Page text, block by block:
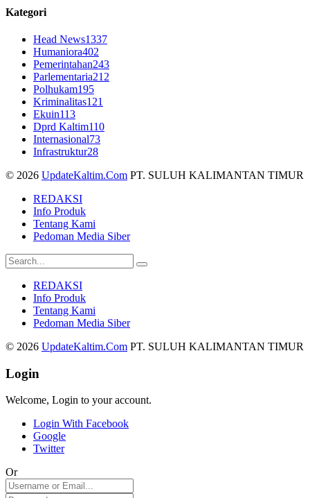
Kategori
Head News1337
Humaniora402
Pemerintahan243
Parlementaria212
Polhukam195
Kriminalitas121
Ekuin113
Dprd Kaltim110
Internasional73
Infrastruktur28
© 2026 UpdateKaltim.Com PT. SULUH KALIMANTAN TIMUR
REDAKSI
Info Produk
Tentang Kami
Pedoman Media Siber
REDAKSI
Info Produk
Tentang Kami
Pedoman Media Siber
© 2026 UpdateKaltim.Com PT. SULUH KALIMANTAN TIMUR
Login
Welcome, Login to your account.
Login With Facebook
Google
Twitter
Or